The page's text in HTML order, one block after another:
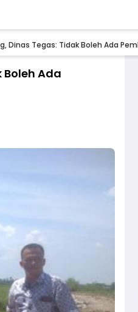
Dinas Tegas: Tidak Boleh Ada
Ada